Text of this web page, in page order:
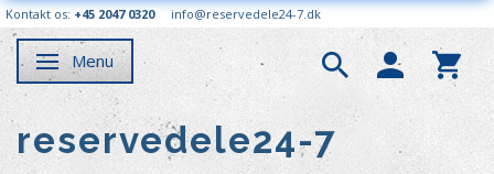
Kontakt os: +45 2047 0320 info@reservedele24-7.dk
Skifte navigation
Menu
reservedele24-7